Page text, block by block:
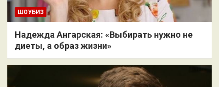
ШОУБИЗ
Надежда Ангарская: «Выбирать нужно не
диеты, а образ жизни»